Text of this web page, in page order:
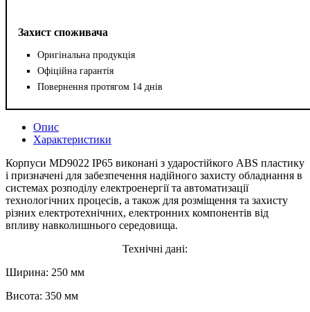
Захист споживача
Оригінальна продукція
Офіційна гарантія
Повернення протягом 14 днів
Опис
Характеристики
Корпуси MD9022 IP65 виконані з ударостійкого ABS пластику
і призначені для забезпечення надійного захисту обладнання в
системах розподілу електроенергії та автоматизації
технологічних процесів, а також для розміщення та захисту
різних електротехнічних, електронних компонентів від
впливу навколишнього середовища.
Технічні дані:
Ширина: 250 мм
Висота: 350 мм